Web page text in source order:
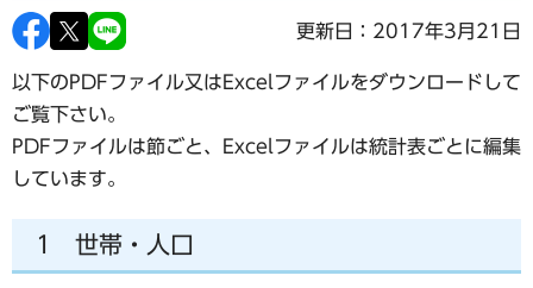
更新日：2017年3月21日
以下のPDFファイル又はExcelファイルをダウンロードして
ご覧下さい。
PDFファイルは節ごと、Excelファイルは統計表ごとに編集
しています。
1 世帯・人口